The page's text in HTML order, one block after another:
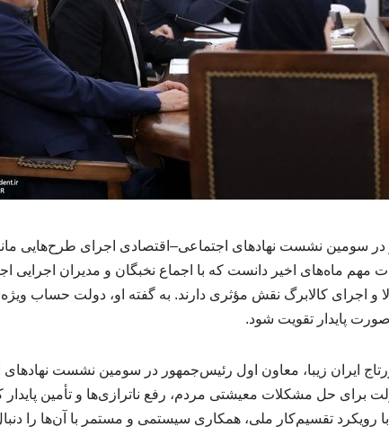
سومین نشست نهادهای اجتماعی–اقتصادی اجرای طرح‌هایی
مهم ماه‌های اخیر دانست که با اجماع نخبگان و مدیران اجرایی
و اجرای کالابرگ نقش مؤثری دارند. به گفته او، دولت حساب
پایدار تقویت شود.
ایران زیبا، معاون اول رئیس‌جمهور در سومین نشست نهادهای
برای حل مشکلات معیشتی مردم، رفع ناترازی‌ها و تأمین
رویکرد تقسیم‌کار ملی، همکاری سیستمی و مستمر با آن‌ها را